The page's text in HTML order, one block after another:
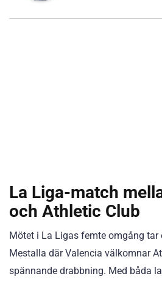
La Liga-match
och Athletic Club
Mötet i La Ligas femte omgång tar
Mestalla där Valencia välkomnar
spännande drabbning. Med båda